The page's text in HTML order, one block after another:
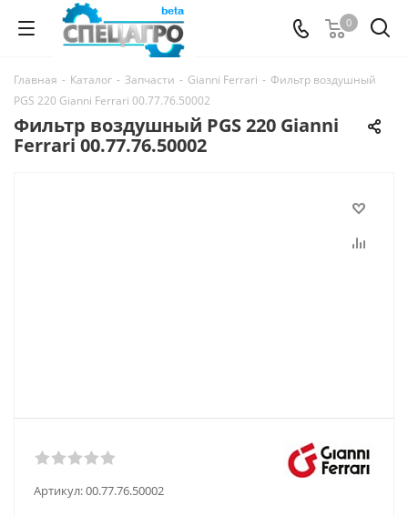
0
Главная - Каталог - Запчасти - Gianni Ferrari - Фильтр воздушный
PGS 220 Gianni Ferrari 00.77.76.50002
Фильтр воздушный PGS 220 Gianni
Ferrari 00.77.76.50002
Артикул:00.77.76.50002